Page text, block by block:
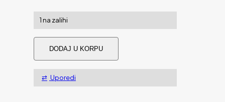
1 na zalihi
Tinta
Epson
WF-
C53xx
WF-
DODAJ U KORPU
Uporedi